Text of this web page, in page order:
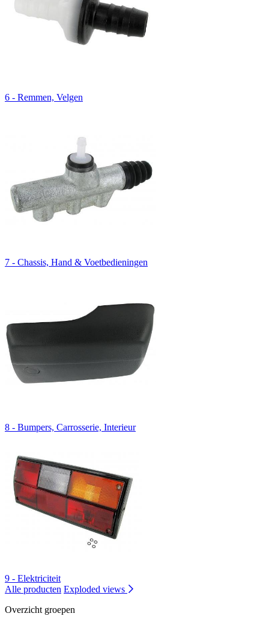
6 - Remmen, Velgen
7 - Chassis, Hand & Voetbedieningen
8 - Bumpers, Carrosserie, Interieur
9 - Elektriciteit
Alle producten Exploded views
Overzicht groepen